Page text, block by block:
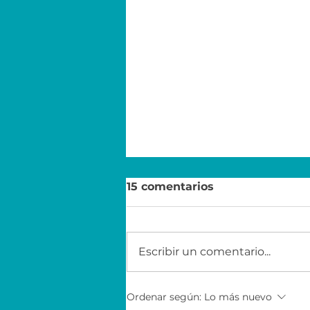
JA Desafío Innova ® con
15 comentarios
Escribir un comentario...
Ordenar según: Lo más nuevo